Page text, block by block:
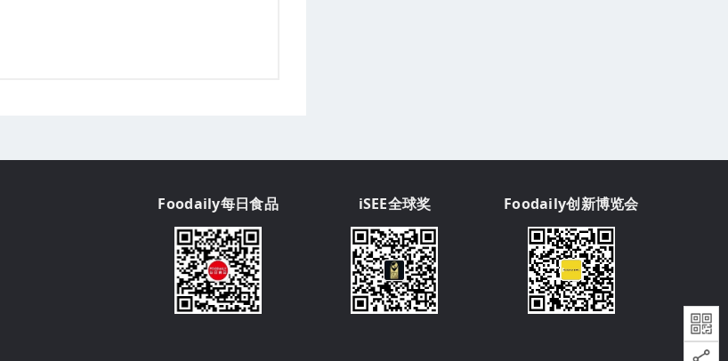
Foodaily每日食品 iSEE全球奖 Foodaily创新博览会